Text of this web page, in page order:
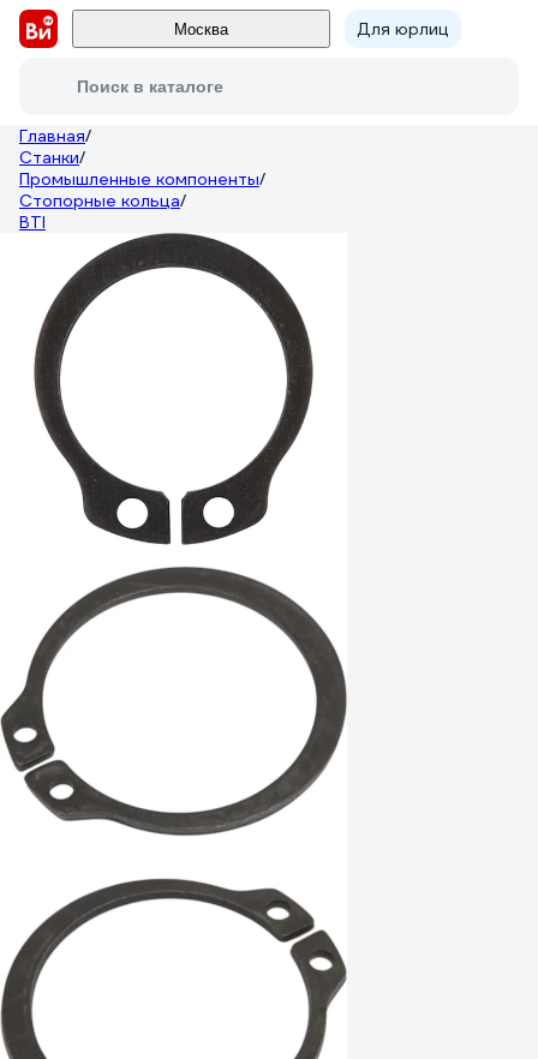
Москва Для юрлиц
Поиск в каталоге
Главная/
Станки/
Промышленные компоненты/
Стопорные кольца/
BTI